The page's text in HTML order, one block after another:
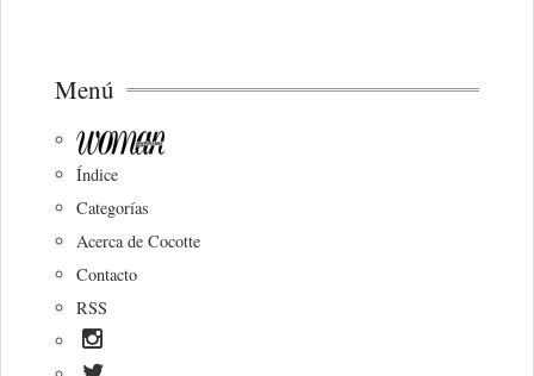
Menú
Índice
Categorías
Acerca de Cocotte
Contacto
RSS